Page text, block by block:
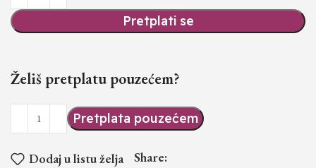
Pretplati se
Želiš pretplatu pouzećem?
Pretplata pouzećem
Dodaj u listu želja Share: